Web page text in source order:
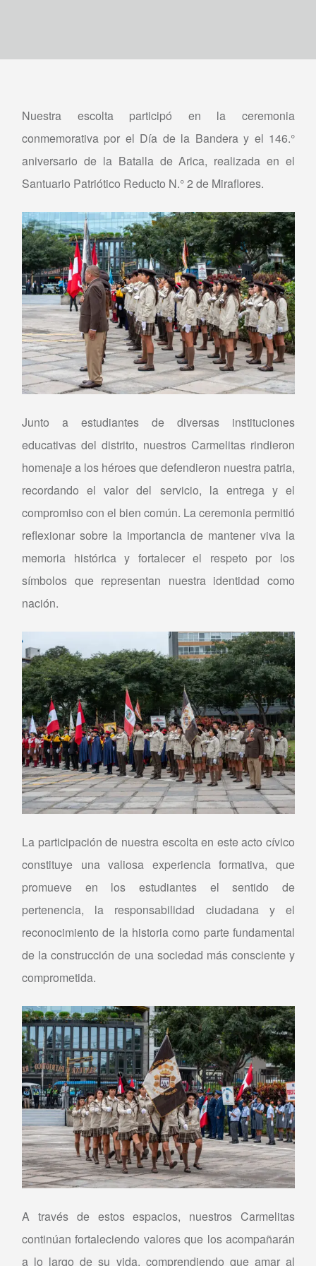
Nuestra escolta participó en la ceremonia
conmemorativa por el Día de la Bandera y el 146.°
aniversario de la Batalla de Arica, realizada en el
Santuario Patriótico Reducto N.° 2 de Miraflores.
Junto a estudiantes de diversas instituciones
educativas del distrito, nuestros Carmelitas rindieron
homenaje a los héroes que defendieron nuestra patria,
recordando el valor del servicio, la entrega y el
compromiso con el bien común. La ceremonia permitió
reflexionar sobre la importancia de mantener viva la
memoria histórica y fortalecer el respeto por los
símbolos que representan nuestra identidad como
nación.
La participación de nuestra escolta en este acto cívico
constituye una valiosa experiencia formativa, que
promueve en los estudiantes el sentido de
pertenencia, la responsabilidad ciudadana y el
reconocimiento de la historia como parte fundamental
de la construcción de una sociedad más consciente y
comprometida.
A través de estos espacios, nuestros Carmelitas
continúan fortaleciendo valores que los acompañarán
a lo largo de su vida, comprendiendo que amar al